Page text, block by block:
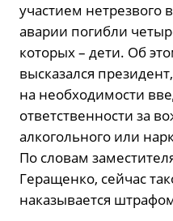
участием нетрезвого
аварии погибли
которых – дети. Об
высказался
на необходимости
ответственности за
алкогольного или
По словам
Геращенко, сейчас
наказывается